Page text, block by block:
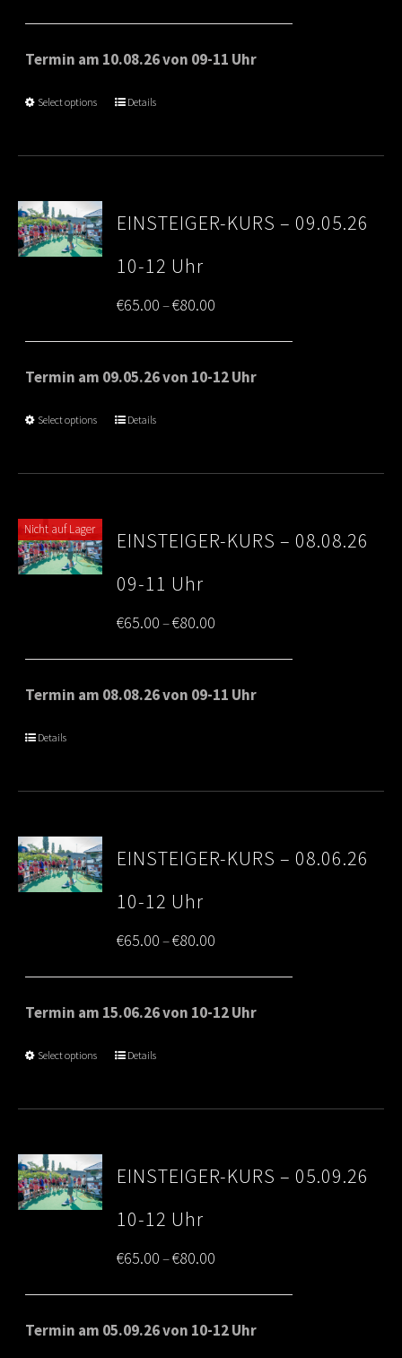
range:
€65.00
Termin am 10.08.26 von 09-11 Uhr
Select options Details
EINSTEIGER-KURS – 09.05.26
10-12 Uhr
€65.00–€80.00
range:
€65.00
Termin am 09.05.26 von 10-12 Uhr
Select options Details
Nicht auf Lager
EINSTEIGER-KURS – 08.08.26
09-11 Uhr
€65.00–€80.00
range:
€65.00
Termin am 08.08.26 von 09-11 Uhr
Details
EINSTEIGER-KURS – 08.06.26
10-12 Uhr
€65.00–€80.00
range:
€65.00
Termin am 15.06.26 von 10-12 Uhr
Select options Details
EINSTEIGER-KURS – 05.09.26
10-12 Uhr
€65.00–€80.00
range:
€65.00
Termin am 05.09.26 von 10-12 Uhr